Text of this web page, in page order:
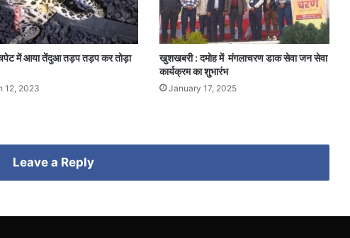
में आया तेंदुआ तड़प तड़प कर तोड़ा
12, 2023
खुशखबरी : दमोह में मंगलाचरण डाक सेवा जन सेवा
कार्यक्रम का शुभारंभ
January 17, 2025
Leave a Reply